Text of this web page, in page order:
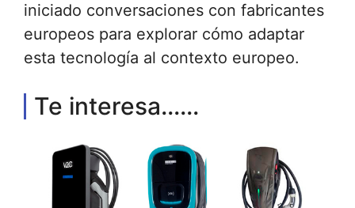
iniciado conversaciones con fabricantes
europeos para explorar cómo adaptar
esta tecnología al contexto europeo.
Te interesa......